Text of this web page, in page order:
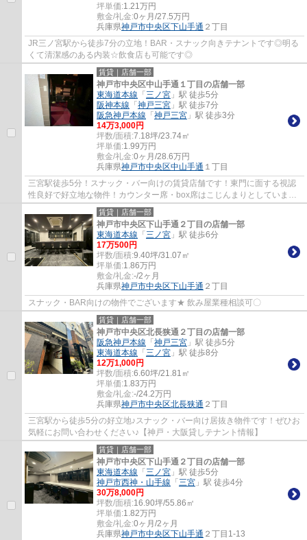
坪単価:1.21万円
敷金/礼金:0ヶ月/27.5万円
兵庫県神戸市中央区下山手通 ２丁目
JR三ノ宮駅から徒歩7分の立地！BAR・スナック向きテナントです◎明る
くて清潔感のある内装☆飲食店も可能です◎
賃貸｜店舗一部
神戸市中央区中山手通１丁目の店舗一部
東海道本線 「 三ノ宮 」駅 徒歩5分
阪神本線 「 神戸三宮 」駅 徒歩7分
阪急神戸本線 「 神戸三宮 」駅 徒歩3分
14万3,000円
坪数/面積:7.18坪/23.74㎡
坪単価:1.99万円
敷金/礼金:0ヶ月/28.6万円
兵庫県神戸市中央区中山手通 １丁目
三宮駅徒歩5分！スナック・バー向けの賃貸店舗です！東門に面する視認
性良好で好立地な物件！カウンター席・box席はこじんまりとしています♪
ぜひお気軽にお問い合わせください♪
賃貸｜店舗一部
神戸市中央区下山手通２丁目の店舗一部
東海道本線 「 三ノ宮 」駅 徒歩6分
17万500円
坪数/面積:9.40坪/31.07㎡
坪単価:1.86万円
敷金/礼金:-/2ヶ月
兵庫県神戸市中央区下山手通 ２丁目
スナック・BAR向けの物件でございます★ 飲み屋業種相談可〇
賃貸｜店舗一部
神戸市中央区北長狭通２丁目の店舗一部
阪急神戸本線 「 神戸三宮 」駅 徒歩5分
東海道本線 「 三ノ宮 」駅 徒歩8分
12万1,000円
坪数/面積:6.60坪/21.81㎡
坪単価:1.83万円
敷金/礼金:-/24.2万円
兵庫県神戸市中央区北長狭通 ２丁目
三宮駅から徒歩5分の好立地♪スナック・バー向け居抜き物件です！ぜひお
気軽にお問い合わせください♪【神戸・大阪貸しテナント情報】
賃貸｜店舗一部
神戸市中央区下山手通２丁目の店舗一部
東海道本線 「 三ノ宮 」駅 徒歩5分
神戸市西神・山手線 「 三宮 」駅 徒歩4分
30万8,000円
坪数/面積:16.90坪/55.86㎡
坪単価:1.82万円
敷金/礼金:0ヶ月/2ヶ月
兵庫県神戸市中央区下山手通 ２丁目1-13